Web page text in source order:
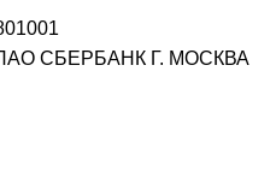
СБЕРБАНК Г. МОСКВА